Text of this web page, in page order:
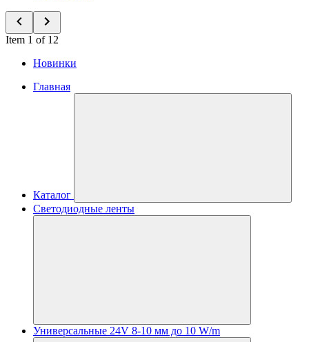
Item 1 of 12
Новинки
Главная
Каталог
Светодиодные ленты
Универсальные 24V 8-10 мм до 10 W/m